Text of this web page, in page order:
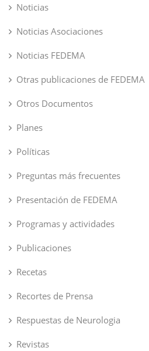
Noticias
Noticias Asociaciones
Noticias FEDEMA
Otras publicaciones de FEDEMA
Otros Documentos
Planes
Políticas
Preguntas más frecuentes
Presentación de FEDEMA
Programas y actividades
Publicaciones
Recetas
Recortes de Prensa
Respuestas de Neurologia
Revistas